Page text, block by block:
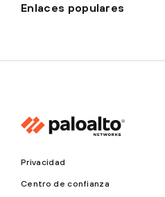
Enlaces populares
Privacidad
Centro de confianza